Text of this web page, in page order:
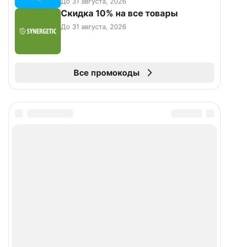
Скидка 10% на все товары
До 31 августа, 2026
Все промокоды